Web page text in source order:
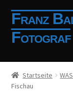
Zur
Navigation
springen
Zum
Inhalt
springen
Franz
Fotograf
Shop
Mein Konto
Startseite
Fischau